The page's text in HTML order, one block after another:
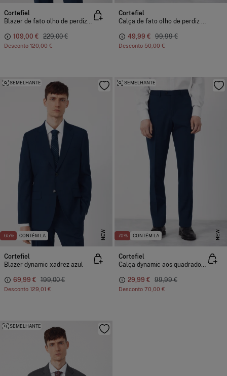
Cortefiel
Blazer de fato olho de perdiz COOLMAX®
109,00 € 229,00 €
Desconto 120,00 €
Cortefiel
Calça de fato olho de perdiz COOLMAX®
49,99 € 99,99 €
Desconto 50,00 €
-65% CONTÉM LÃ NEW
SEMELHANTE
Cortefiel
Blazer dynamic xadrez azul
69,99 € 199,00 €
Desconto 129,01 €
-70% CONTÉM LÃ NEW
SEMELHANTE
Cortefiel
Calça dynamic aos quadrados azul
29,99 € 99,99 €
Desconto 70,00 €
SEMELHANTE